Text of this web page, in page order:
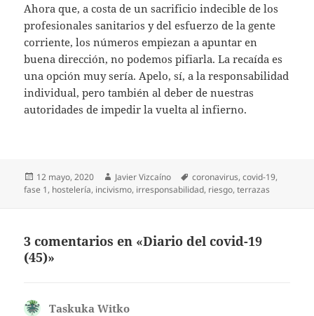
Ahora que, a costa de un sacrificio indecible de los
profesionales sanitarios y del esfuerzo de la gente
corriente, los números empiezan a apuntar en
buena dirección, no podemos pifiarla. La recaída es
una opción muy sería. Apelo, sí, a la responsabilidad
individual, pero también al deber de nuestras
autoridades de impedir la vuelta al infierno.
Publicado
el
12 mayo, 2020 Autor
Javier Vizcaíno Etiquetas
coronavirus,covid-19,
fase 1, hostelería, incivismo, irresponsabilidad, riesgo,terrazas
3 comentarios en «Diario del covid-19
(45)»
Taskuka Witko